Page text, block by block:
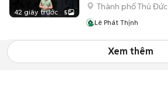
42 giây trước 5
Thành phố Thủ Đức
Lê Phát Thịnh
Xem thêm